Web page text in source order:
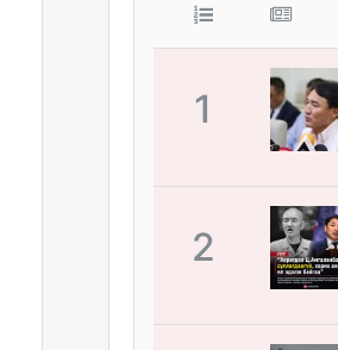
1
2